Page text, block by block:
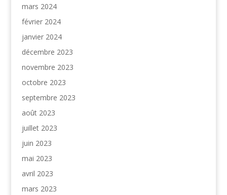
mars 2024
février 2024
janvier 2024
décembre 2023
novembre 2023
octobre 2023
septembre 2023
août 2023
juillet 2023
juin 2023
mai 2023
avril 2023
mars 2023